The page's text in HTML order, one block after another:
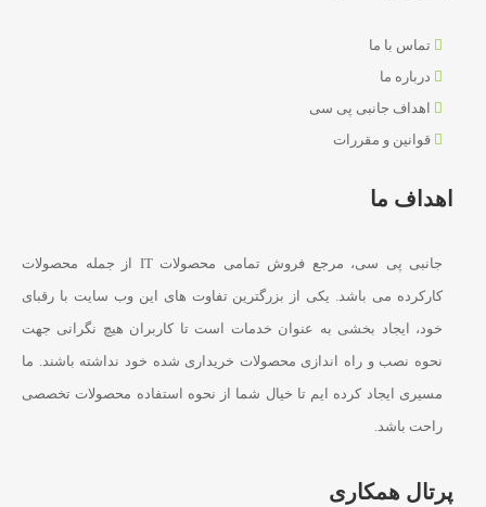
تماس با ما
درباره ما
اهداف جانبی پی سی
قوانین و مقررات
اهداف ما
جانبی پی سی، مرجع فروش تمامی محصولات IT از جمله محصولات
کارکرده می باشد. یکی از بزرگترین تفاوت های این وب سایت با رقبای
خود، ایجاد بخشی به عنوان خدمات است تا کاربران هیچ نگرانی جهت
نحوه نصب و راه اندازی محصولات خریداری شده خود نداشته باشند. ما
مسیری ایجاد کرده ایم تا خیال شما از نحوه استفاده محصولات تخصصی
راحت باشد.
پرتال همکاری